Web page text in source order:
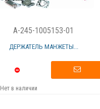
A-245-1005153-01
ДЕРЖАТЕЛЬ МАНЖЕТЫ...
Нет в наличии